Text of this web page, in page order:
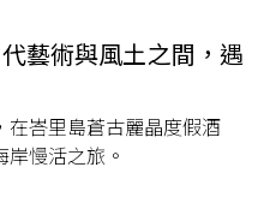
藝術與風土之間，遇
在峇里島蒼古麗晶度假酒
慢活之旅。